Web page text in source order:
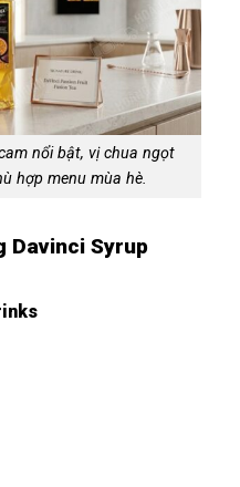
nổi bật, vị chua ngọt
hợp menu mùa hè.
Davinci Syrup